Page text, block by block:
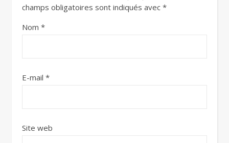
champs obligatoires sont indiqués avec *
Nom *
E-mail *
Site web